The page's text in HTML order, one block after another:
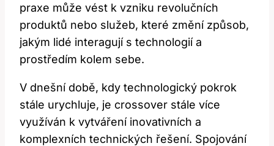
praxe může vést k vzniku revolučních
produktů nebo služeb, které změní způsob,
jakým lidé interagují s technologií a
prostředím kolem sebe.
V dnešní době, kdy technologický pokrok
stále urychluje, je crossover stále více
využíván k vytváření inovativních a
komplexních technických řešení. Spojování